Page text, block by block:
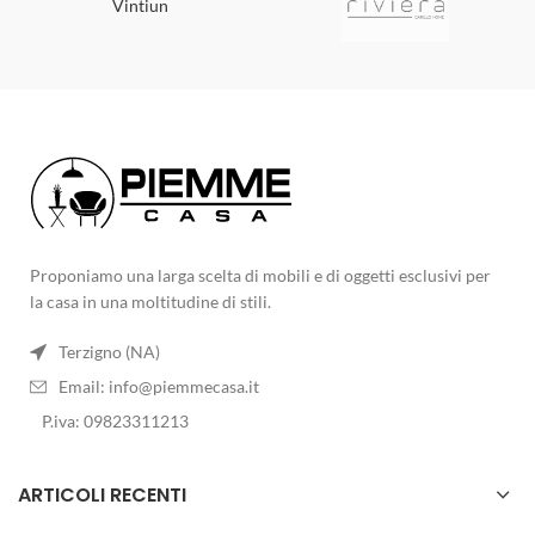
Vintiun
Proponiamo una larga scelta di mobili e di oggetti esclusivi per
la casa in una moltitudine di stili.
Terzigno (NA)
Email: info@piemmecasa.it
P.iva: 09823311213
ARTICOLI RECENTI